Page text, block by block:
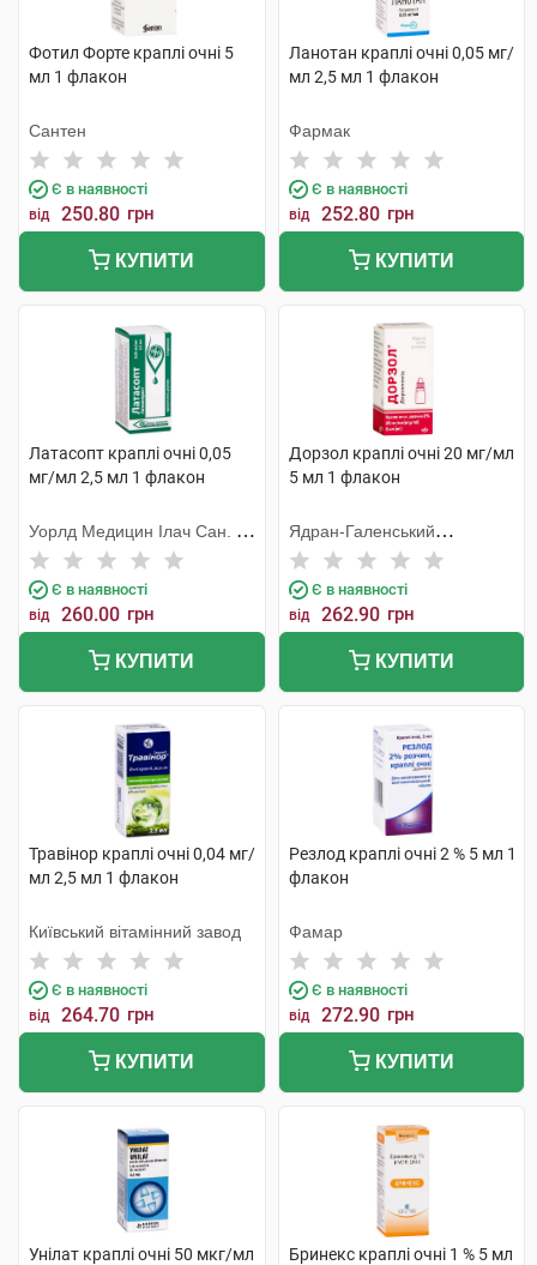
Фотил Форте краплі очні 5
мл 1 флакон
Сантен
Є в наявності
від 250.80 грн
КУПИТИ
Ланотан краплі очні 0,05 мг/
мл 2,5 мл 1 флакон
Фармак
Є в наявності
від 252.80 грн
КУПИТИ
Латасопт краплі очні 0,05
мг/мл 2,5 мл 1 флакон
Уорлд Медицин Ілач Сан. Ве
Тідж
Є в наявності
від 260.00 грн
КУПИТИ
Дорзол краплі очні 20 мг/мл
5 мл 1 флакон
Ядран-Галенський
Лабораторій
Є в наявності
від 262.90 грн
КУПИТИ
Травінор краплі очні 0,04 мг/
мл 2,5 мл 1 флакон
Київський вітамінний завод
Є в наявності
від 264.70 грн
КУПИТИ
Резлод краплі очні 2 % 5 мл 1
флакон
Фамар
Є в наявності
від 272.90 грн
КУПИТИ
Унілат краплі очні 50 мкг/мл
Бринекс краплі очні 1 % 5 мл